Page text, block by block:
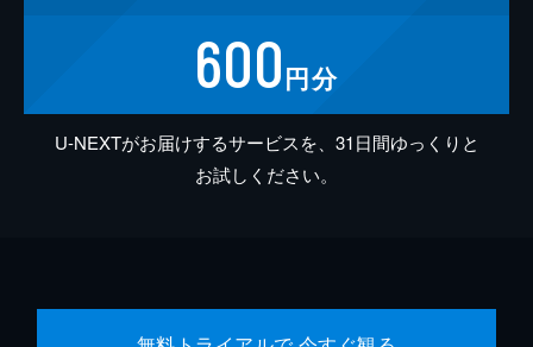
600円分
U-NEXTがお届けするサービスを、31日間ゆっくりと
お試しください。